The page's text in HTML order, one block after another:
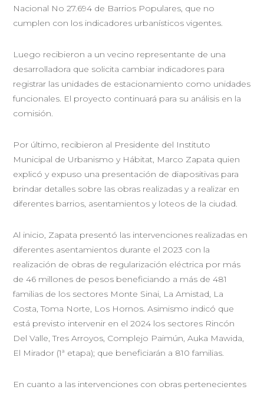
Nacional No 27.694 de Barrios Populares, que no
cumplen con los indicadores urbanísticos vigentes.
Luego recibieron a un vecino representante de una
desarrolladora que solicita cambiar indicadores para
registrar las unidades de estacionamiento como unidades
funcionales. El proyecto continuará para su análisis en la
comisión.
Por último, recibieron al Presidente del Instituto
Municipal de Urbanismo y Hábitat, Marco Zapata quien
explicó y expuso una presentación de diapositivas para
brindar detalles sobre las obras realizadas y a realizar en
diferentes barrios, asentamientos y loteos de la ciudad.
Al inicio, Zapata presentó las intervenciones realizadas en
diferentes asentamientos durante el 2023 con la
realización de obras de regularización eléctrica por más
de 46 millones de pesos beneficiando a más de 481
familias de los sectores Monte Sinai, La Amistad, La
Costa, Toma Norte, Los Hornos. Asimismo indicó que
está previsto intervenir en el 2024 los sectores Rincón
Del Valle, Tres Arroyos, Complejo Paimún, Auka Mawida,
El Mirador (1ª etapa); que beneficiarán a 810 familias.
En cuanto a las intervenciones con obras pertenecientes